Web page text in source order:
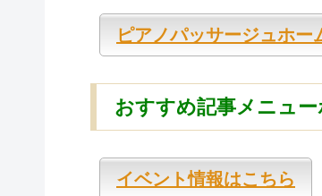
ピアノパッサージュホー
おすすめ記事メニュ
イベント情報はこちら